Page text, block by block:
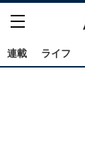
連載 ライフ